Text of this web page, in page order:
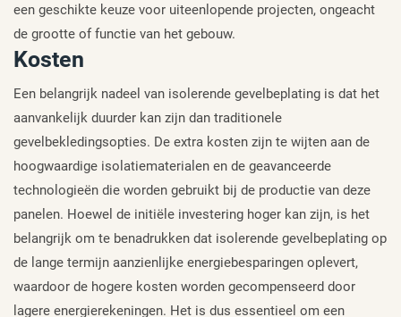
een geschikte keuze voor uiteenlopende projecten, ongeacht
de grootte of functie van het gebouw.
Kosten
Een belangrijk nadeel van isolerende gevelbeplating is dat het
aanvankelijk duurder kan zijn dan traditionele
gevelbekledingsopties. De extra kosten zijn te wijten aan de
hoogwaardige isolatiematerialen en de geavanceerde
technologieën die worden gebruikt bij de productie van deze
panelen. Hoewel de initiële investering hoger kan zijn, is het
belangrijk om te benadrukken dat isolerende gevelbeplating op
de lange termijn aanzienlijke energiebesparingen oplevert,
waardoor de hogere kosten worden gecompenseerd door
lagere energierekeningen. Het is dus essentieel om een